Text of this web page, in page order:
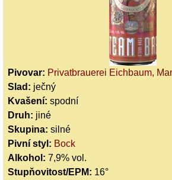
Pivovar: Privatbrauerei Eichbaum,
Slad: ječný
Kvašení: spodní
Druh: jiné
Skupina: silné
Pivní styl: Bock
Alkohol: 7,9% vol.
Stupňovitost/EPM: 16°